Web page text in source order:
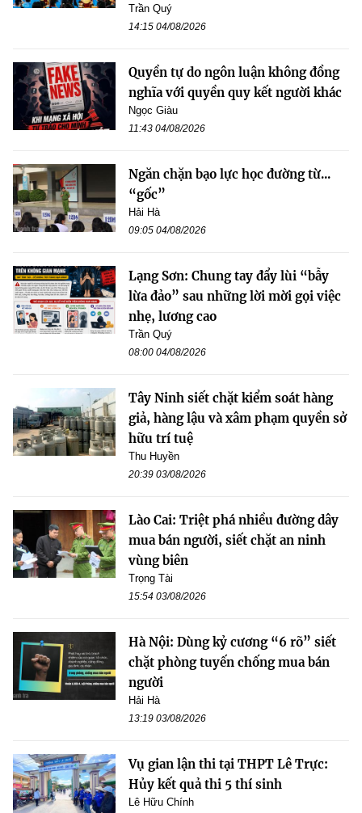
Trần Quý
14:15 04/08/2026
Quyền tự do ngôn luận không đồng
nghĩa với quyền quy kết người khác
Ngọc Giàu
11:43 04/08/2026
Ngăn chặn bạo lực học đường từ...
“gốc”
Hải Hà
09:05 04/08/2026
Lạng Sơn: Chung tay đẩy lùi “bẫy
lừa đảo” sau những lời mời gọi việc
nhẹ, lương cao
Trần Quý
08:00 04/08/2026
Tây Ninh siết chặt kiểm soát hàng
giả, hàng lậu và xâm phạm quyền sở
hữu trí tuệ
Thu Huyền
20:39 03/08/2026
Lào Cai: Triệt phá nhiều đường dây
mua bán người, siết chặt an ninh
vùng biên
Trọng Tài
15:54 03/08/2026
Hà Nội: Dùng kỷ cương “6 rõ” siết
chặt phòng tuyến chống mua bán
người
Hải Hà
13:19 03/08/2026
Vụ gian lận thi tại THPT Lê Trực:
Hủy kết quả thi 5 thí sinh
Lê Hữu Chính